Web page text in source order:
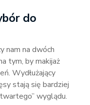
do
nam na dwóch
tym, by makijaż
Wydłużający
stają się bardziej
wyglądu.